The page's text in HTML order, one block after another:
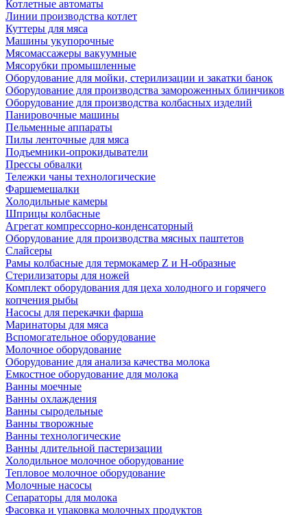
Котлетные автоматы
Линии производства котлет
Куттеры для мяса
Машины укупорочные
Мясомассажеры вакуумные
Мясорубки промышленные
Оборудование для мойки, стерилизации и закатки банок
Оборудование для производства замороженных блинчиков
Оборудование для производства колбасных изделий
Панировочные машины
Пельменные аппараты
Пилы ленточные для мяса
Подъемники-опрокидыватели
Прессы обвалки
Тележки чаны технологические
Фаршемешалки
Холодильные камеры
Шприцы колбасные
Агрегат компрессорно-конденсаторный
Оборудование для производства мясных паштетов
Слайсеры
Рамы колбасные для термокамер Z и H-образные
Стерилизаторы для ножей
Комплект оборудования для цеха холодного и горячего
копчения рыбы
Насосы для перекачки фарша
Маринаторы для мяса
Вспомогательное оборудование
Молочное оборудование
Оборудование для анализа качества молока
Емкостное оборудование для молока
Ванны моечные
Ванны охлаждения
Ванны сыродельные
Ванны творожные
Ванны технологические
Ванны длительной пастеризации
Холодильное молочное оборудование
Тепловое молочное оборудование
Молочные насосы
Сепараторы для молока
Фасовка и упаковка молочных продуктов